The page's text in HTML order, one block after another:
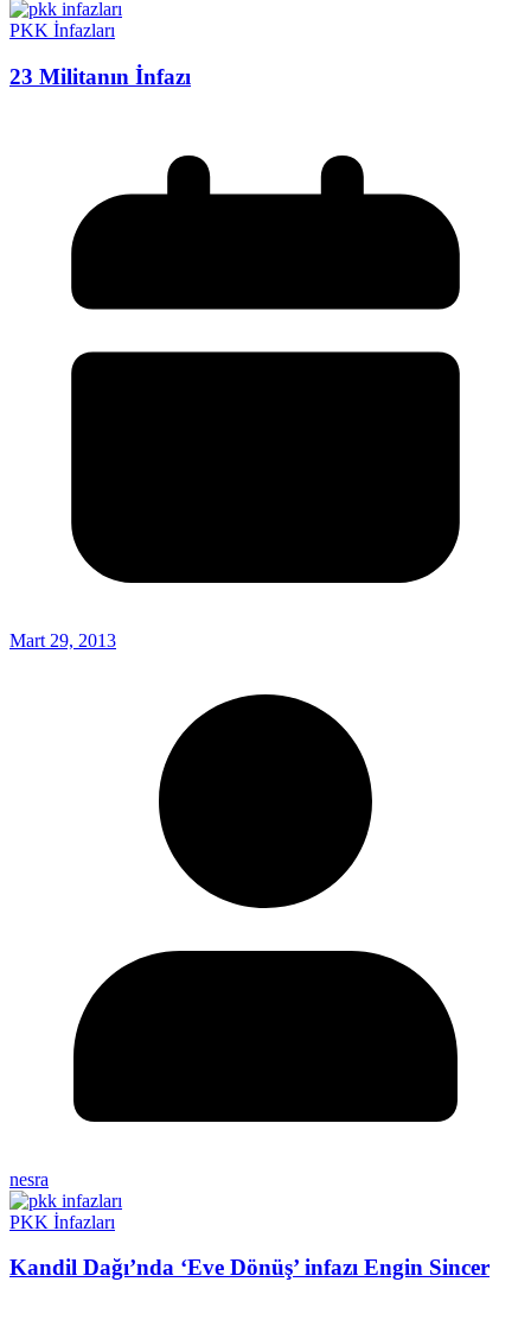
PKK İnfazları
23 Militanın İnfazı
Mart 29, 2013
nesra
PKK İnfazları
Kandil Dağı’nda ‘Eve Dönüş’ infazı Engin Sincer